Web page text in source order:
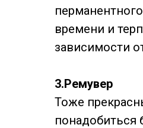
времени и
зависимости
3.Ремувер
Тоже